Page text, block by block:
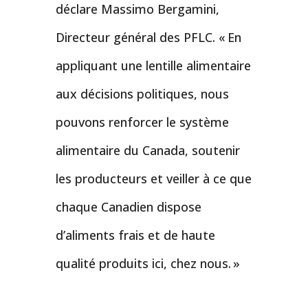
déclare Massimo Bergamini,
Directeur général des PFLC. « En
appliquant une lentille alimentaire
aux décisions politiques, nous
pouvons renforcer le système
alimentaire du Canada, soutenir
les producteurs et veiller à ce que
chaque Canadien dispose
d’aliments frais et de haute
qualité produits ici, chez nous. »